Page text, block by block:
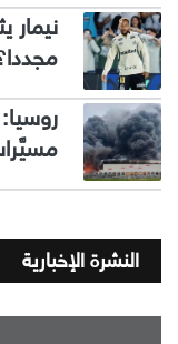
نيمار
النشرة الإخبارية